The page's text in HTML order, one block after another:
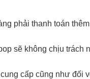
phải thanh toán
sẽ không chịu trách
cấp cũng như đối